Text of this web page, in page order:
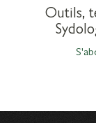
Outils,